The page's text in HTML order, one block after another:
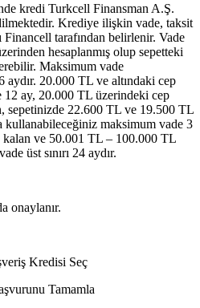
kredi Turkcell Finansman A.Ş.
Krediye ilişkin vade, taksit
Financell tarafından belirlenir. Vade
hesaplanmış olup sepetteki
Maksimum vade
aydır. 20.000 TL ve altındaki cep
12 ay, 20.000 TL üzerindeki cep
sepetinizde 22.600 TL ve 19.500 TL
kullanabileceğiniz maksimum vade 3
kalan ve 50.001 TL – 100.000 TL
üst sınırı 24 aydır.
onaylanır.
Kredisi Seç
Tamamla